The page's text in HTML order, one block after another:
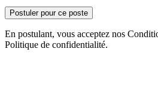
Postuler pour ce poste
En postulant, vous acceptez nos
Politique de confidentialité.